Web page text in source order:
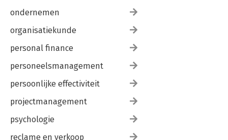
ondernemen
organisatiekunde
personal finance
personeelsmanagement
persoonlijke effectiviteit
projectmanagement
psychologie
reclame en verkoop